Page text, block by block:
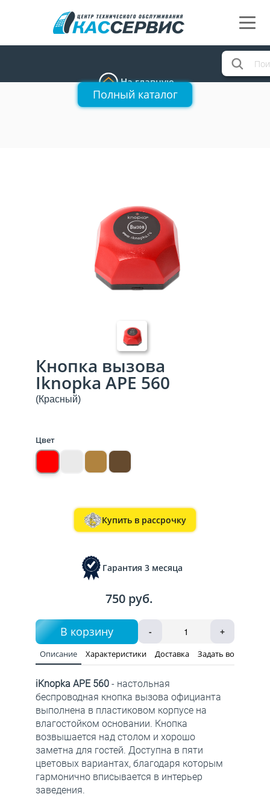
На главную
Полный каталог
Кнопка вызова
Iknopka APE 560
(Красный)
750 руб.
В корзину - +
Цвет
Купить в рассрочку
Гарантия 3 месяца
Описание Характеристики Доставка Задать вопрос
iKnopka APE 560 - настольная
беспроводная кнопка вызова официанта
выполнена в пластиковом корпусе на
влагостойком основании. Кнопка
возвышается над столом и хорошо
заметна для гостей. Доступна в пяти
цветовых вариантах, благодаря которым
гармонично вписывается в интерьер
заведения.